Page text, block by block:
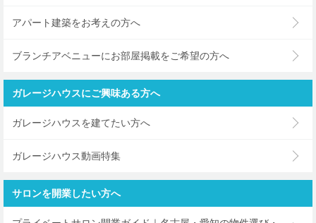
アパート建築をお考えの方へ
ブランチアベニューにお部屋掲載をご希望の方へ
ガレージハウスにご興味ある方へ
ガレージハウスを建てたい方へ
ガレージハウス動画特集
サロンを開業したい方へ